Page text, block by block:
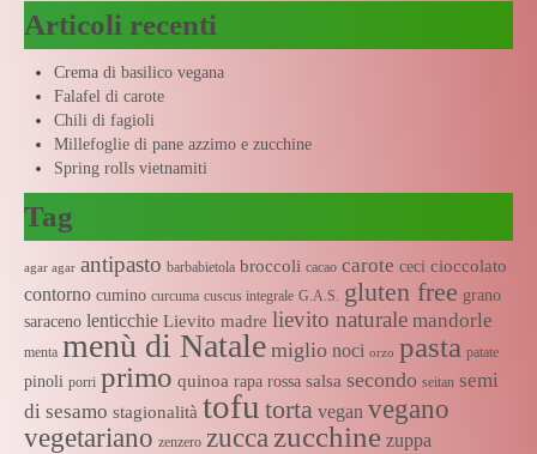
Articoli recenti
Crema di basilico vegana
Falafel di carote
Chili di fagioli
Millefoglie di pane azzimo e zucchine
Spring rolls vietnamiti
Tag
agar agar antipasto barbabietola broccoli cacao carote ceci cioccolato
contorno cumino curcuma cuscus integrale G.A.S. gluten free grano
saraceno lenticchie Lievito madre lievito naturale mandorle
menta menù di Natale miglio noci orzo pasta patate
pinoli porri primo quinoa rapa rossa salsa secondo seitan semi
di sesamo stagionalità tofu torta vegan vegano
vegetariano zenzero zucca zucchine zuppa